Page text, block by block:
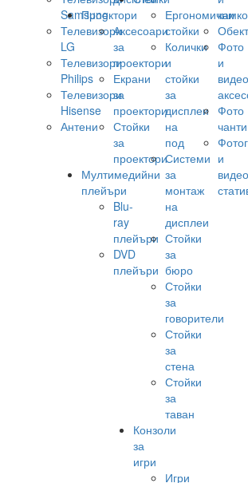
Samsung
Телевизори
LG
Телевизори
Philips
Телевизори
Hisense
Антени
Проектори
Аксесоари
за
проектори
Екрани
за
проектори
Стойки
за
проектори
Мултимедийни
плейъри
Blu-
ray
плейъри
DVD
плейъри
Ергономични
стойки
Колички
и
стойки
за
дисплеи
на
под
Системи
за
монтаж
на
дисплеи
Стойки
за
бюро
Стойки
за
говорители
Стойки
за
стена
Стойки
за
таван
Конзоли
за
игри
Игри
Фото
и
видео
Фото
чанти
и
видео